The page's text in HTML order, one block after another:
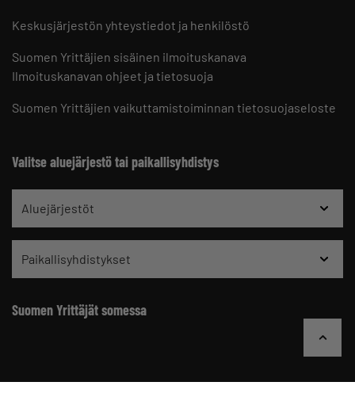
Keskusjärjestön yhteystiedot ja henkilöstö
Suomen Yrittäjien sisäinen ilmoituskanava
Ilmoituskanavan ohjeet ja tietosuoja
Suomen Yrittäjien vaikuttamistoiminnan tietosuojaseloste
Valitse aluejärjestö tai paikallisyhdistys
Aluejärjestöt
Paikallisyhdistykset
Suomen Yrittäjät somessa